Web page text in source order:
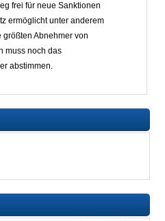
frei für neue Sanktionen
ermöglicht unter anderem
Abnehmer von
muss noch das
abstimmen.